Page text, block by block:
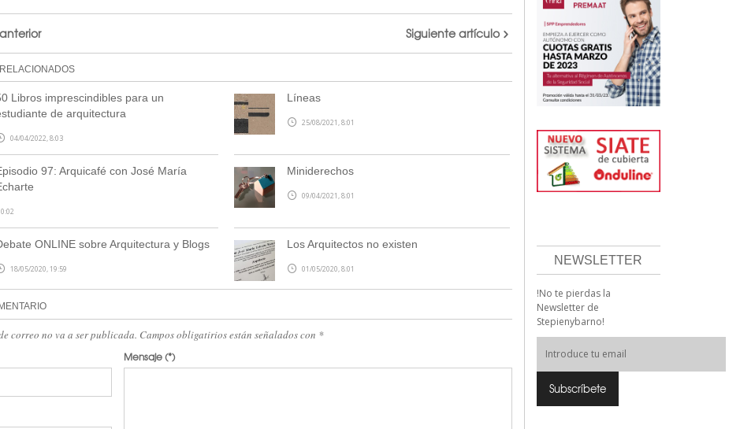
Siguiente artículo
Libros imprescindibles para un
de arquitectura
04/04/2022, 8:03
Líneas
25/08/2021, 8:01
97: Arquicafé con José María
Miniderechos
09/04/2021, 8:01
ONLINE sobre Arquitectura y Blogs
18/05/2020, 19:59
Los Arquitectos no existen
01/05/2020, 8:01
correo no va a ser publicada. Campos obligatirios están señalados con *
Mensaje(*)
NEWSLETTER
!No te pierdas la
Newsletter de
Stepienybarno!